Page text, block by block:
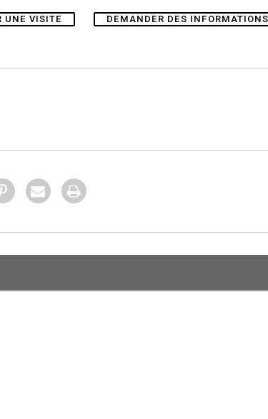
UNE VISITE DEMANDER DES INFORMATIONS